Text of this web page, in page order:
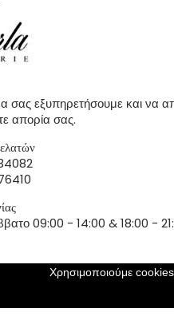
σας εξυπηρετήσουμε και να
απορία σας.
09:00 - 14:00 & 18:00 -
Χρησιμοποιούμε cookies